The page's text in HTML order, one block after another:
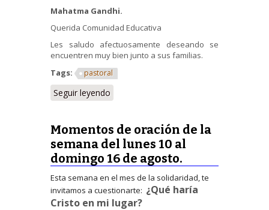
Mahatma Gandhi.
Querida Comunidad Educativa
Les saludo afectuosamente deseando se
encuentren muy bien junto a sus familias.
Tags:
pastoral
Seguir leyendo
Momentos de oración de la
semana del lunes 10 al
domingo 16 de agosto.
Esta semana en el mes de la solidaridad, te
invitamos a cuestionarte: ¿Qué haría
Cristo en mi lugar?